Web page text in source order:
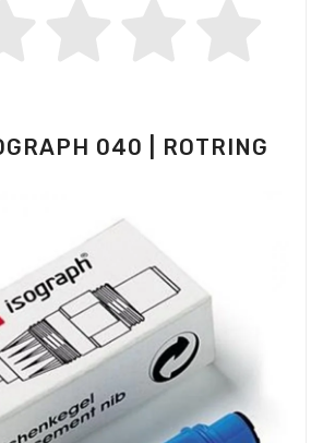
040 | ROTRING